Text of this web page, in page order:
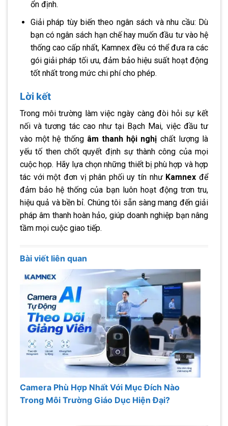
ổn định.
Giải pháp tùy biến theo ngân sách và nhu cầu: Dù
bạn có ngân sách hạn chế hay muốn đầu tư vào hệ
thống cao cấp nhất, Kamnex đều có thể đưa ra các
gói giải pháp tối ưu, đảm bảo hiệu suất hoạt động
tốt nhất trong mức chi phí cho phép.
Lời kết
Trong môi trường làm việc ngày càng đòi hỏi sự kết
nối và tương tác cao như tại Bạch Mai, việc đầu tư
vào một hệ thống âm thanh hội nghị chất lượng là
yếu tố then chốt quyết định sự thành công của mọi
cuộc họp. Hãy lựa chọn những thiết bị phù hợp và hợp
tác với một đơn vị phân phối uy tín như Kamnex để
đảm bảo hệ thống của bạn luôn hoạt động trơn tru,
hiệu quả và bền bỉ. Chúng tôi sẵn sàng mang đến giải
pháp âm thanh hoàn hảo, giúp doanh nghiệp bạn nâng
tầm mọi cuộc giao tiếp.
Bài viết liên quan
Camera Phù Hợp Nhất Với Mục Đích Nào
Trong Môi Trường Giáo Dục Hiện Đại?